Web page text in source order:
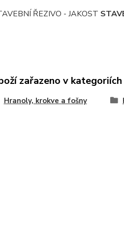
ŘEZIVO - JAKOST
zařazeno v kategoriích
Hranoly, krokve a fošny